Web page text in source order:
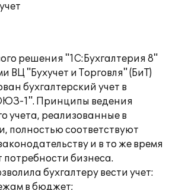
решения "1С:Бухгалтерия 8"
ВЦ "Бухучет и Торговля" (БиТ)
бухгалтерский учет в
1". Принципы ведения
учета, реализованные в
полностью соответствуют
и в то же время
бизнеса.
бухгалтеру вести учет:
в бюджет;